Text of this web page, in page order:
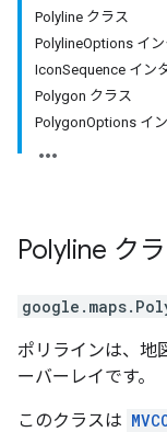
Polyline クラス
PolylineOptions イ
IconSequence イン
Polygon クラス
PolygonOptions イ
Polyline ク
google.maps.
ポリラインは、地
ーバーレイです。
このクラスは